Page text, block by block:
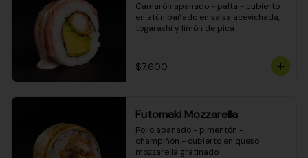
Camarón apanado - palta - cubierto
en atún bañado en salsa acevichada,
togarashi y limón de pica
$7.600
Futomaki Mozzarella
Pollo apanado - pimentón -
champiñón - cubierto en queso
mozzarella gratinado